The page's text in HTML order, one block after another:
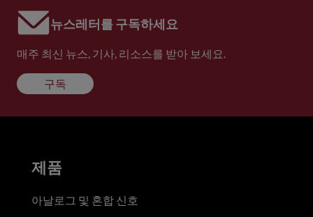
뉴스레터를 구독하세요
매주 최신 뉴스, 기사, 리소스를 받아 보세요.
구독
제품
아날로그 및 혼합 신호